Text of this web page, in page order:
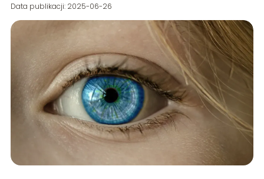
Data publikacji: 2025-06-26